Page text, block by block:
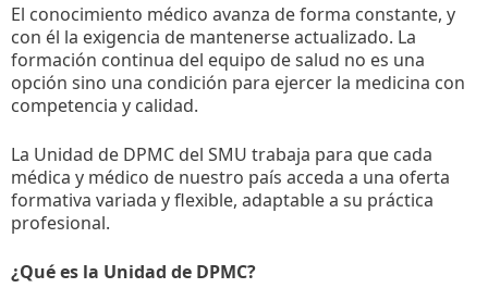
El conocimiento médico avanza de forma constante, y
con él la exigencia de mantenerse actualizado. La
formación continua del equipo de salud no es una
opción sino una condición para ejercer la medicina con
competencia y calidad.
La Unidad de DPMC del SMU trabaja para que cada
médica y médico de nuestro país acceda a una oferta
formativa variada y flexible, adaptable a su práctica
profesional.
¿Qué es la Unidad de DPMC?